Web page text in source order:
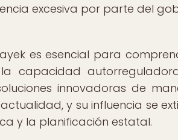
excesiva por parte del
es esencial para
capacidad
innovadoras de
y su influencia se
y la planificación estatal.